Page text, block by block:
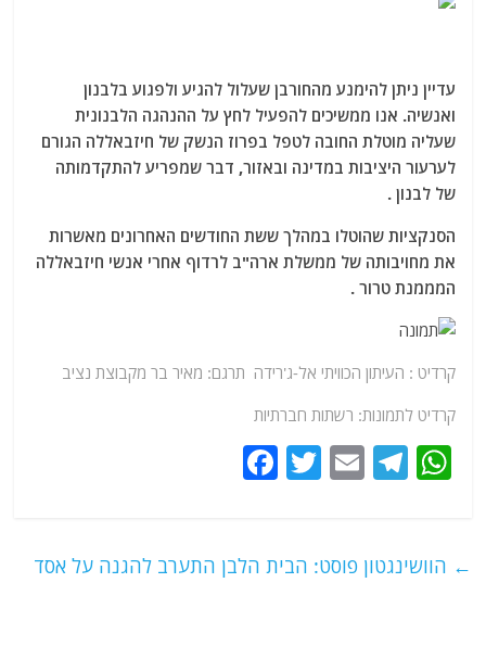
עדיין ניתן להימנע מהחורבן שעלול להגיע ולפגוע בלבנון
ואנשיה. אנו ממשיכים להפעיל לחץ על ההנהגה הלבנונית
שעליה מוטלת החובה לטפל בפרוז הנשק של חיזבאללה הגורם
לערעור היציבות במדינה ובאזור, דבר שמפריע להתקדמותה
של לבנון .
הסנקציות שהוטלו במהלך ששת החודשים האחרונים מאשרות
את מחויבותה של ממשלת ארה"ב לרדוף אחרי אנשי חיזבאללה
המממנת טרור .
קרדיט : העיתון הכוויתי אל-ג'רידה תרגם: מאיר בר מקבוצת נציב
קרדיט לתמונות: רשתות חברתיות
W
s
T
g
E
l
T
er
e ← הוושינגטון פוסט: הבית הלבן התערב להגנה על אסד